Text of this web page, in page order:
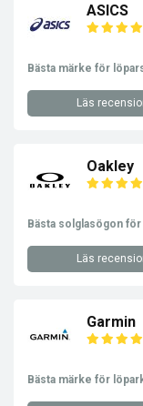
ASICS
Bästa märke för
Läs
Oakley
Bästa solglasögon
Läs
Garmin
Bästa märke för